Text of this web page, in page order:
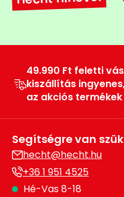
49.990 Ft feletti
kiszállítás
az akciós
Segítségre van
hecht@hecht.hu
+36 1 951 4525
Hé-Vas 8-18